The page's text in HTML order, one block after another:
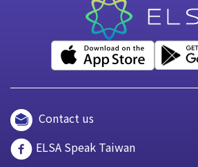
Contact us
ELSA Speak Taiwan